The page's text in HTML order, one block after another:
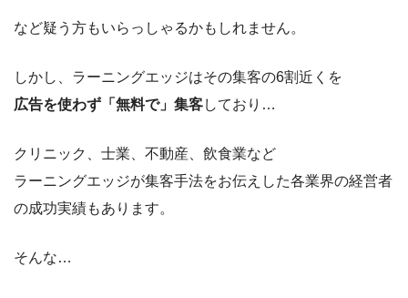
など疑う方もいらっしゃるかもしれません。
しかし、ラーニングエッジはその集客の6割近くを
広告を使わず「無料で」集客しており…
クリニック、士業、不動産、飲食業など
ラーニングエッジが集客手法をお伝えした各業界の経営者
の成功実績もあります。
そんな…